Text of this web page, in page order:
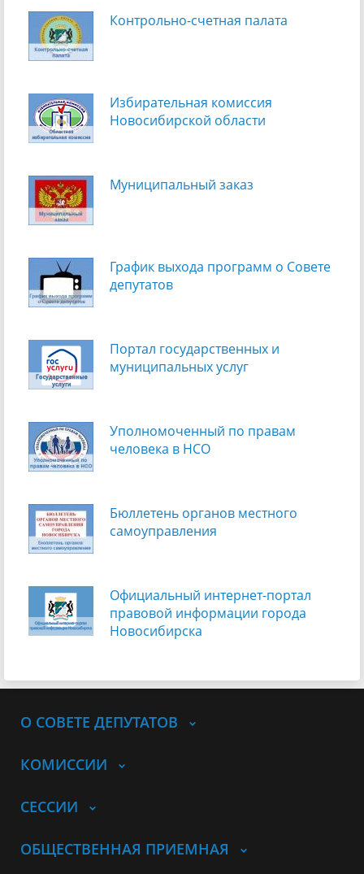
Контрольно-счетная палата
Избирательная комиссия
Новосибирской области
Муниципальный заказ
График выхода программ о Cовете
депутатов
Портал государственных и
муниципальных услуг
Уполномоченный по правам
человека в НСО
Бюллетень органов местного
самоуправления
Официальный интернет-портал
правовой информации города
Новосибирска
О СОВЕТЕ ДЕПУТАТОВ
КОМИССИИ
СЕССИИ
ОБЩЕСТВЕННАЯ ПРИЕМНАЯ